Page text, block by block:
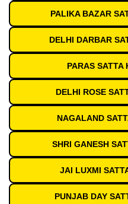
PALIKA BAZAR
DELHI DARBAR
PARAS SATTA
DELHI ROSE
NAGALAND
SHRI GANESH
JAI LUXMI
PUNJAB DAY